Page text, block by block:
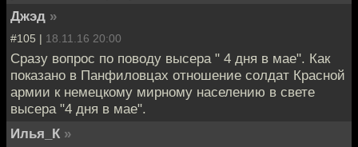
Джэд »
#105 | 18.11.16 20:00
Сразу вопрос по поводу высера " 4 дня в мае". Как
показано в Панфиловцах отношение солдат Красной
армии к немецкому мирному населению в свете
высера "4 дня в мае".
Илья_К »